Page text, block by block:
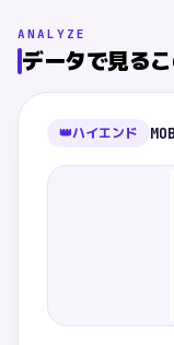
ANALYZE
データで見る
👑ハイエンド